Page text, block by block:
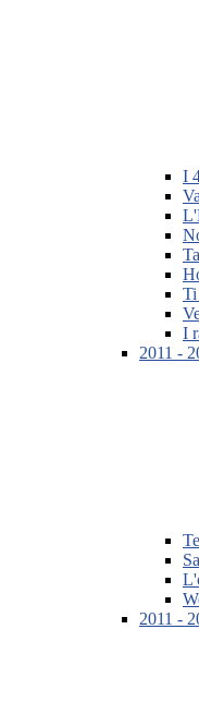
I
Ti
I
2011 -
2011 -